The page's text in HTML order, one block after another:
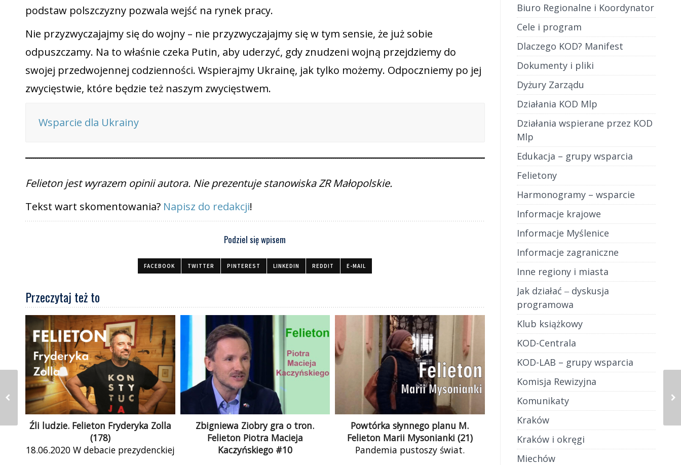
podstaw polszczyzny pozwala wejść na rynek pracy.
Nie przyzwyczajajmy się do wojny – nie przyzwyczajajmy się w tym sensie, że już sobie
odpuszczamy. Na to właśnie czeka Putin, aby uderzyć, gdy znudzeni wojną przejdziemy do
swojej przedwojennej codzienności. Wspierajmy Ukrainę, jak tylko możemy. Odpoczniemy po jej
zwycięstwie, które będzie też naszym zwycięstwem.
Wsparcie dla Ukrainy
Felieton jest wyrazem opinii autora. Nie prezentuje stanowiska ZR Małopolskie.
Tekst wart skomentowania? Napisz do redakcji!
Podziel się wpisem
FACEBOOK TWITTER PINTEREST LINKEDIN REDDIT E-MAIL
Przeczytaj też to
Źli ludzie. Felieton Fryderyka Zolla
(178)
18.06.2020 W debacie prezydenckiej
Zbigniewa Ziobry gra o tron.
Felieton Piotra Macieja
Kaczyńskiego #10
Powtórka słynnego planu M.
Felieton Marii Mysonianki (21)
Pandemia pustoszy świat.
Biuro Regionalne i Koordynator
Cele i program
Dlaczego KOD? Manifest
Dokumenty i pliki
Dyżury Zarządu
Działania KOD Mlp
Działania wspierane przez KOD
Mlp
Edukacja – grupy wsparcia
Felietony
Harmonogramy – wsparcie
Informacje krajowe
Informacje Myślenice
Informacje zagraniczne
Inne regiony i miasta
Jak działać ‒ dyskusja
programowa
Klub książkowy
KOD-Centrala
KOD-LAB – grupy wsparcia
Komisja Rewizyjna
Komunikaty
Kraków
Kraków i okręgi
Miechów